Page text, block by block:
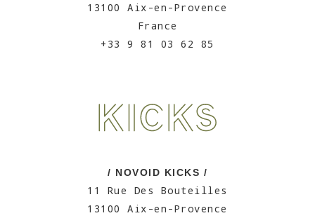
13100 Aix-en-Provence
France
+33 9 81 03 62 85
/ NOVOID KICKS /
11 Rue Des Bouteilles
13100 Aix-en-Provence